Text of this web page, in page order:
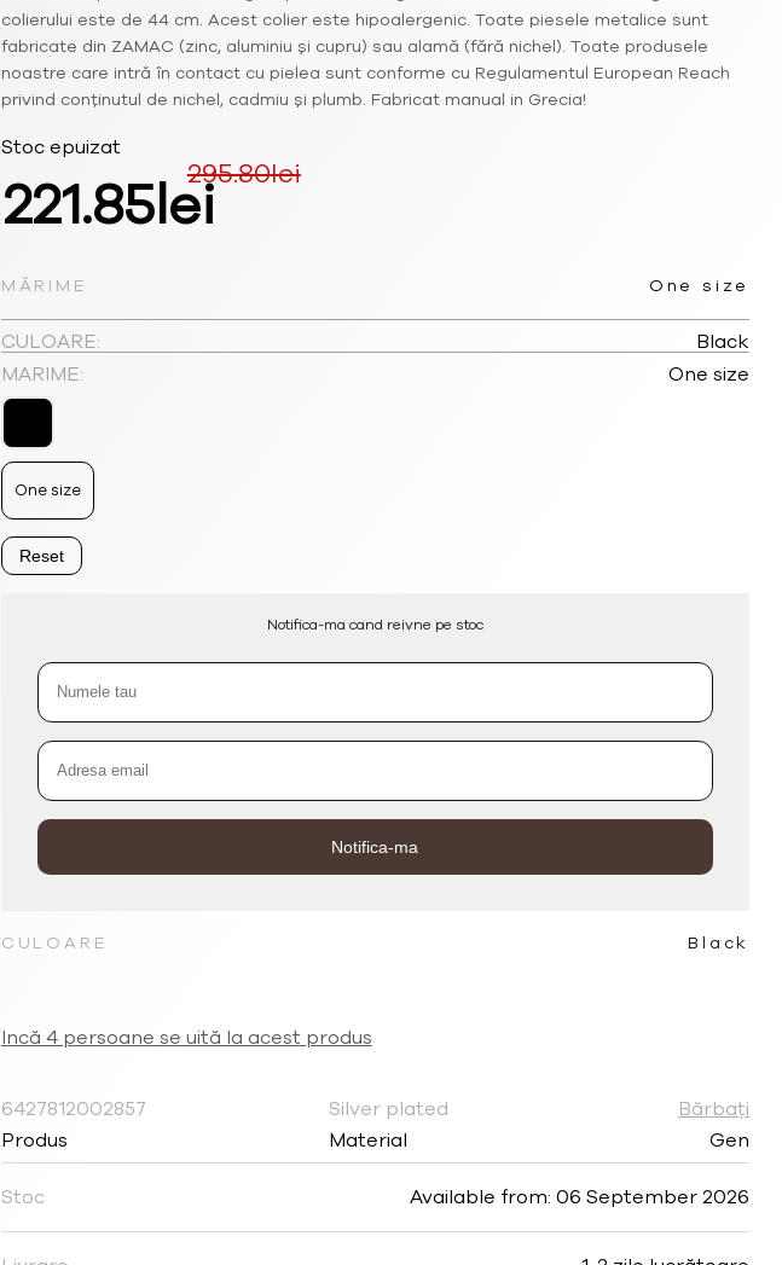
colierului este de 44 cm. Acest colier este hipoalergenic. Toate piesele metalice sunt
fabricate din ZAMAC (zinc, aluminiu și cupru) sau alamă (fără nichel). Toate produsele
noastre care intră în contact cu pielea sunt conforme cu Regulamentul European Reach
privind conținutul de nichel, cadmiu și plumb. Fabricat manual in Grecia!
295.80lei
Prețul
inițial
a
fost:
295.80lei.
221.85leiPrețul
este:
CULOARE Black
MĂRIME One size
CULOARE:
Black
MARIME:
One size
One size
Reset
Stoc epuizat
Notifica-ma cand reivne pe stoc
Incă 4 persoane se uită la acest produs
6427812002857
Produs
Silver plated
Material
Bărbați
Gen
Stoc Available from: 06 September 2026